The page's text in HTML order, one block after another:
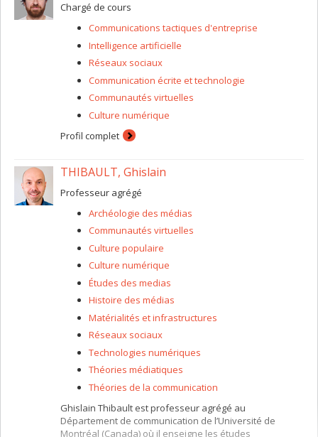
processus de recherche-intervention sociale et
politique. Les terrains de recherche qui nous
intéressent sont ceux reliées aux collectivités en réseau
(communautés virtuelles, réseaux sociaux).
Chargé de cours
Communications tactiques d'entreprise
Intelligence artificielle
Réseaux sociaux
Communication écrite et technologie
Communautés virtuelles
Culture numérique
Profil complet
THIBAULT, Ghislain
Professeur agrégé
Archéologie des médias
Communautés virtuelles
Culture populaire
Culture numérique
Études des medias
Histoire des médias
Matérialités et infrastructures
Réseaux sociaux
Technologies numériques
Théories médiatiques
Théories de la communication
Ghislain Thibault est professeur agrégé au
Département de communication de l’Université de
Montréal (Canada) où il enseigne les études